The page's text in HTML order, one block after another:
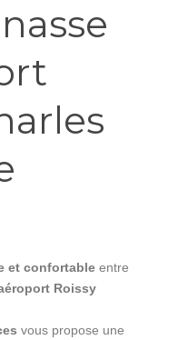
et confortable entre
Roissy
vous propose une